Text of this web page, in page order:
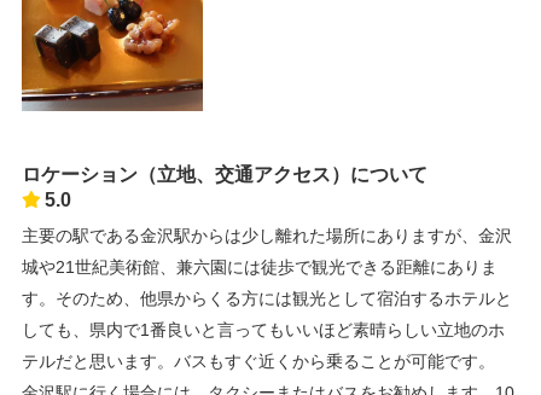
ロケーション（立地、交通アクセス）について
5.0
主要の駅である金沢駅からは少し離れた場所にありますが、金沢
城や21世紀美術館、兼六園には徒歩で観光できる距離にありま
す。そのため、他県からくる方には観光として宿泊するホテルと
しても、県内で1番良いと言ってもいいほど素晴らしい立地のホ
テルだと思います。バスもすぐ近くから乗ることが可能です。